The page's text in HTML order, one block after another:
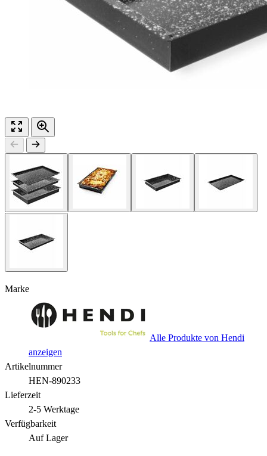
Marke
Alle Produkte von Hendi
anzeigen
Artikelnummer
HEN-890233
Lieferzeit
2-5 Werktage
Verfügbarkeit
Auf Lager